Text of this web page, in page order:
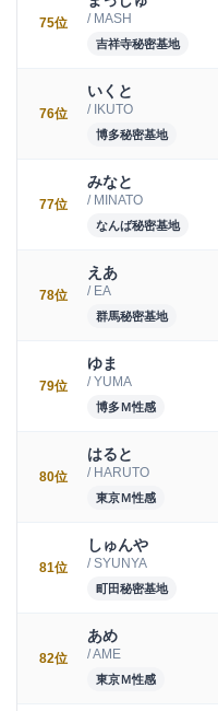
75位 / MASH
吉祥寺秘密基地
76位
いくと
/ IKUTO
博多秘密基地
77位
みなと
/ MINATO
なんば秘密基地
78位
えあ
/ EA
群馬秘密基地
79位
ゆま
/ YUMA
博多Ｍ性感
80位
はると
/ HARUTO
東京Ｍ性感
81位
しゅんや
/ SYUNYA
町田秘密基地
82位
あめ
/ AME
東京Ｍ性感